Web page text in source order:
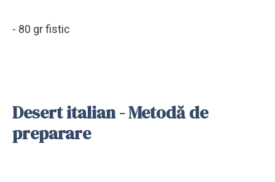
- 80 gr fistic
Desert italian - Metodă de
preparare